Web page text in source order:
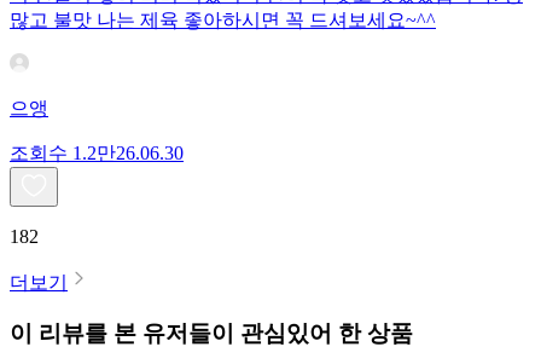
많고 불맛 나는 제육 좋아하시면 꼭 드셔보세요~^^
으앵
조회수 1.2만26.06.30
182
더보기
이 리뷰를 본 유저들이 관심있어 한 상품